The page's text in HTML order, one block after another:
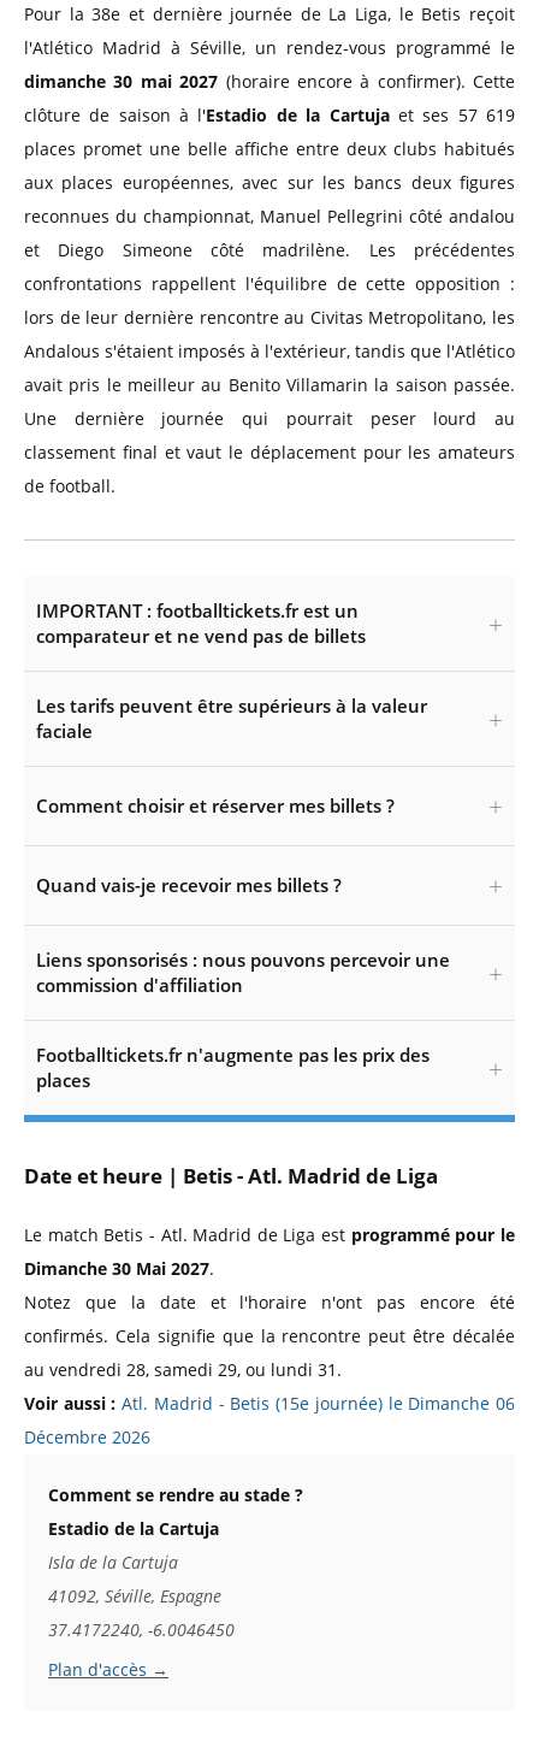
Pour la 38e et dernière journée de La Liga, le Betis reçoit
l'Atlético Madrid à Séville, un rendez-vous programmé le
dimanche 30 mai 2027 (horaire encore à confirmer). Cette
clôture de saison à l'Estadio de la Cartujaet ses 57 619
places promet une belle affiche entre deux clubs habitués
aux places européennes, avec sur les bancs deux figures
reconnues du championnat, Manuel Pellegrini côté andalou
et Diego Simeone côté madrilène. Les précédentes
confrontations rappellent l'équilibre de cette opposition :
lors de leur dernière rencontre au Civitas Metropolitano, les
Andalous s'étaient imposés à l'extérieur, tandis que l'Atlético
avait pris le meilleur au Benito Villamarin la saison passée.
Une dernière journée qui pourrait peser lourd au
classement final et vaut le déplacement pour les amateurs
de football.
IMPORTANT : footballtickets.fr est un
comparateur et ne vend pas de billets
Les tarifs peuvent être supérieurs à la valeur
faciale
Comment choisir et réserver mes billets ?
Quand vais-je recevoir mes billets ?
Liens sponsorisés : nous pouvons percevoir une
commission d'affiliation
Footballtickets.fr n'augmente pas les prix des
places
Date et heure | Betis - Atl. Madrid de Liga
Le match Betis - Atl. Madrid de Liga est programmé pour le
Dimanche 30 Mai 2027.
Notez que la date et l'horaire n'ont pas encore été
confirmés. Cela signifie que la rencontre peut être décalée
au vendredi 28, samedi 29, ou lundi 31.
Voir aussi : Atl. Madrid - Betis (15e journée) le Dimanche 06
Décembre 2026
Comment se rendre au stade ?
Estadio de la Cartuja
Isla de la Cartuja
41092, Séville, Espagne
37.4172240, -6.0046450
Plan d'accès →